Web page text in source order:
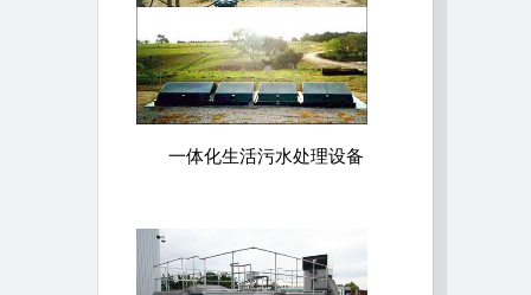
一体化生活污水处理设备